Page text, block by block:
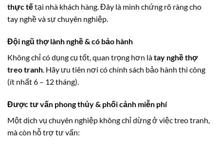
thực tếtại nhà khách hàng. Đây là minh chứng rõ ràng cho
tay nghề và sự chuyên nghiệp.
Đội ngũ thợ lành nghề & có bảo hành
Không chỉ có dụng cụ tốt, quan trọng hơn làtay nghề thợ
treo tranh. Hãy ưu tiên nơi có chính sách bảo hành thi công
(ít nhất 6 – 12 tháng).
Được tư vấn phong thủy & phối cảnh miễn phí
Một dịch vụ chuyên nghiệp không chỉ dừng ở việc treo tranh,
mà còn hỗ trợ tư vấn: